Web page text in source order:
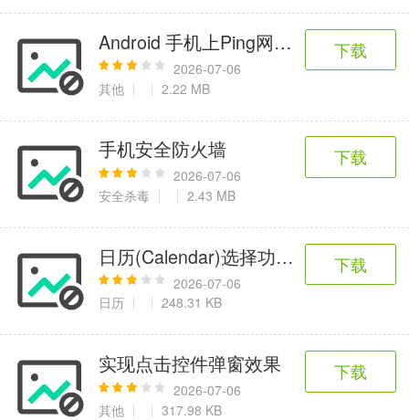
Android 手机上Ping网络主机
2026-07-06
其他
2.22 MB
下载
手机安全防火墙
2026-07-06
安全杀毒
2.43 MB
下载
日历(Calendar)选择功能源码
2026-07-06
日历
248.31 KB
下载
实现点击控件弹窗效果
2026-07-06
其他
317.98 KB
下载